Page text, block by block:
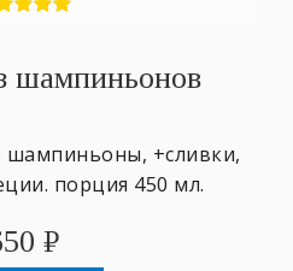
шампиньонов
шампиньоны, +сливки,
порция 450 мл.
₽